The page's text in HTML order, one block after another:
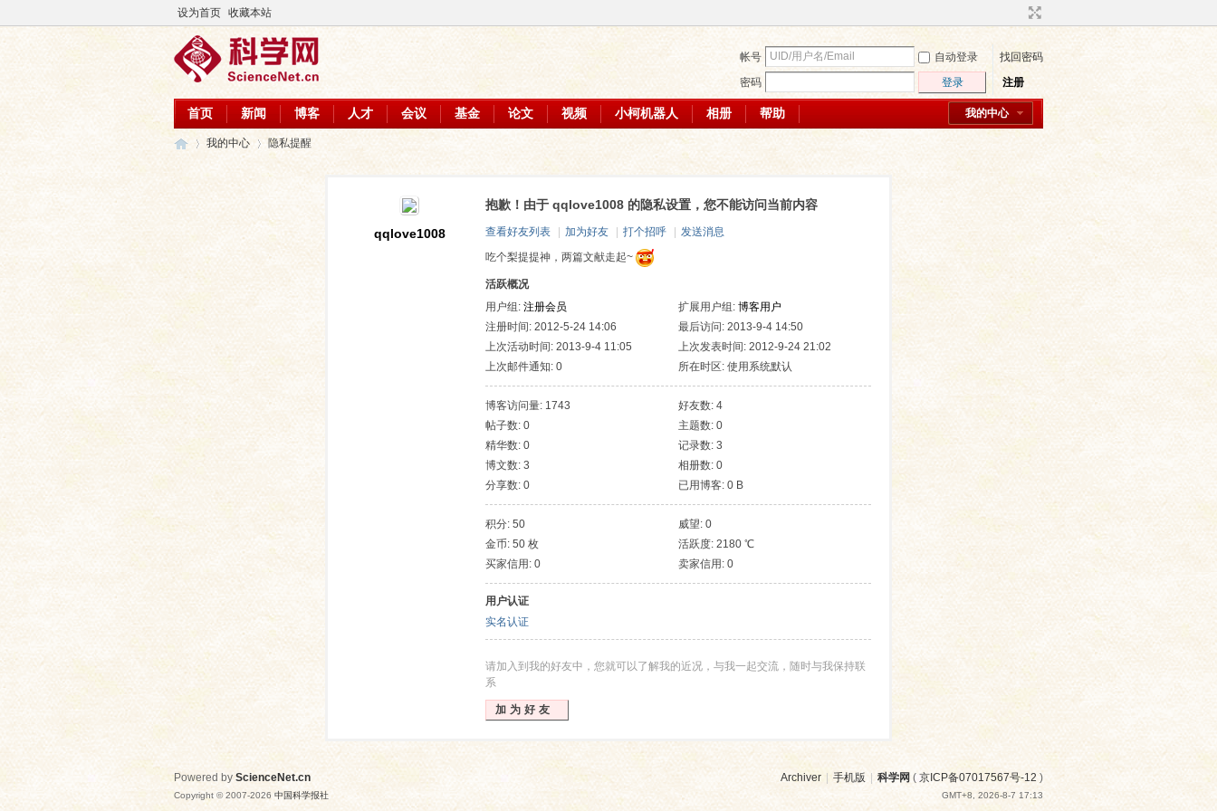
设为首页 收藏本站
帐号 自动登录
找回密码
密码
登录 注册
我的中心
首页 新闻 博客 人才 会议 基金 论文 视频 小柯机器人 相册 帮助
学
›
我的中心 隐私提醒
qqlove1008
抱歉！由于 qqlove1008 的隐私设置，您不能访问当前内容
查看好友列表 加为好友 打个招呼 发送消息
吃个梨提提神，两篇文献走起~
活跃概况
用户组: 注册会员 扩展用户组: 博客用户
注册时间: 2012-5-24 14:06
最后访问: 2013-9-4 14:50
上次活动时间: 2013-9-4 11:05
上次发表时间: 2012-9-24 21:02
上次邮件通知: 0
所在时区: 使用系统默认
博客访问量: 1743
好友数: 4
帖子数: 0
主题数: 0
精华数: 0
记录数: 3
博文数: 3
相册数: 0
分享数: 0
已用博客: 0 B
积分: 50
威望: 0
金币: 50 枚
活跃度: 2180 ℃
买家信用: 0
卖家信用: 0
用户认证
实名认证
请加入到我的好友中，您就可以了解我的近况，与我一起交流，随时与我保持联
系
加为好友
Archiver 手机版 科学网 ( 京ICP备07017567号-12 )
GMT+8, 2026-8-7 17:13
Powered by ScienceNet.cn
Copyright © 2007-2026 中国科学报社